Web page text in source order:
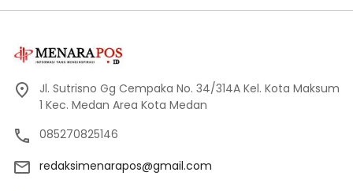
Jl. Sutrisno Gg Cempaka No. 34/314A Kel. Kota Maksum
1 Kec. Medan Area Kota Medan
085270825146
redaksimenarapos@gmail.com